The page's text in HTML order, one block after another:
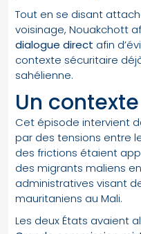
Tout en se disant
voisinage, Nouakchott
dialogue direct afin
contexte sécuritaire
sahélienne.
Un
Cet épisode intervient
par des tensions entre
des frictions étaient
des migrants maliens
administratives visant
mauritaniens au Mali.
Les deux États avaient